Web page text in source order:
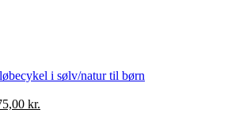
i sølv/natur til børn
kr.